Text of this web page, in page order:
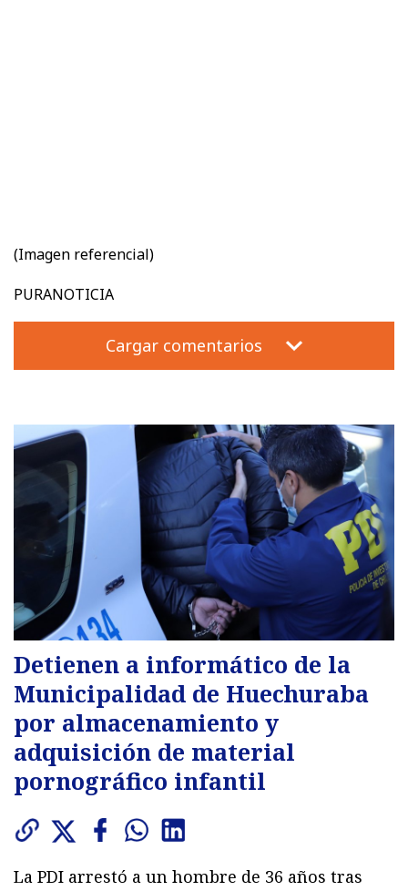
(Imagen referencial)
PURANOTICIA
Cargar comentarios
Detienen a informático de la
Municipalidad de Huechuraba
por almacenamiento y
adquisición de material
pornográfico infantil
La PDI arrestó a un hombre de 36 años tras